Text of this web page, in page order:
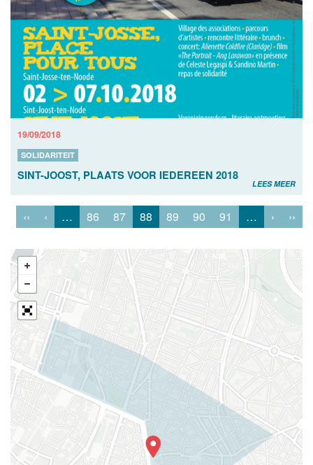
19/09/2018
SOLIDARITEIT
SINT-JOOST, PLAATS VOOR IEDEREEN 2018
LEES MEER
‹‹ ‹ … 86 87 88 89 90 91 … › ››